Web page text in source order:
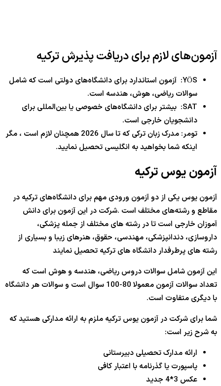
آزمون‌های لازم برای دریافت پذیرش ترکیه
YÖS: آزمون استاندارد برای دانشگاه‌های دولتی است که شامل
سوالات ریاضی، هوش، هندسه است.
SAT: بیشتر برای دانشگاه‌های خصوصی یا بین‌المللی برای
دانشجویان خارجی است.
تومر: مدرک زبان ترکی که تا سال 2026 همچنان لازم است ، مگر
اینکه شما بخواهید به انگلیسی تحصیل نمایید.
آزمون یوس ترکیه
آزمون یوس یکی از دو آزمون ورودی مهم برای دانشگاه‌های ترکیه در
مقاطع و رشته‌های مختلف است .شرکت در این آزمون برای دانش
آموزان خارجی است تا در رشته های مختلف از جمله پزشکی،
داروسازی، دندانپزشکی، مهندسی، حقوق، هنرهای زیبا و بسیاری از
رشته های پرطرفدار دانشگاه های ترکیه تحصیل نمایند
این آزمون شامل سوالات دروس ریاضی، هندسه و هوش است که
تعداد سوالات آزمون معمولا 80-100 سوال است و سوالات هر دانشگاه
با دیگری متفاوت است.
شما برای شرکت در آزمون یوس ترکیه ملزم به ارائه مدارکی هستید که
به شرح زیر است:
ارائه مدارک تحصیلی دبیرستانی
پاسپورت یا گذرنامه با اعتبار کافی
عکس 3*4 جدید